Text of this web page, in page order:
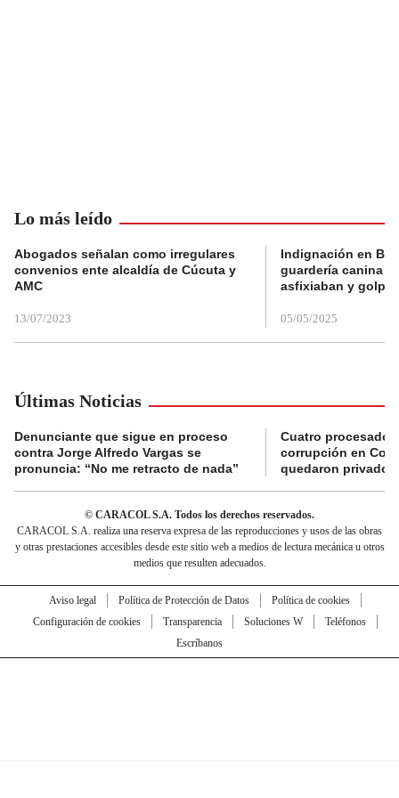
Lo más leído
Abogados señalan como irregulares
convenios ente alcaldía de Cúcuta y
AMC
13/07/2023
Indignación en
guardería canina
asfixiaban y
05/05/2025
Últimas Noticias
Denunciante que sigue en proceso
contra Jorge Alfredo Vargas se
pronuncia: “No me retracto de nada”
Cuatro
corrupción en
quedaron
© CARACOL S.A. Todos los derechos reservados.
CARACOL S.A. realiza una reserva expresa de las reproducciones y usos de las obras
y otras prestaciones accesibles desde este sitio web a medios de lectura mecánica u otros
medios que resulten adecuados.
Aviso legal Política de Protección de Datos
Política de cookies
Configuración de cookies
Transparencia Soluciones W
Teléfonos
Escríbanos